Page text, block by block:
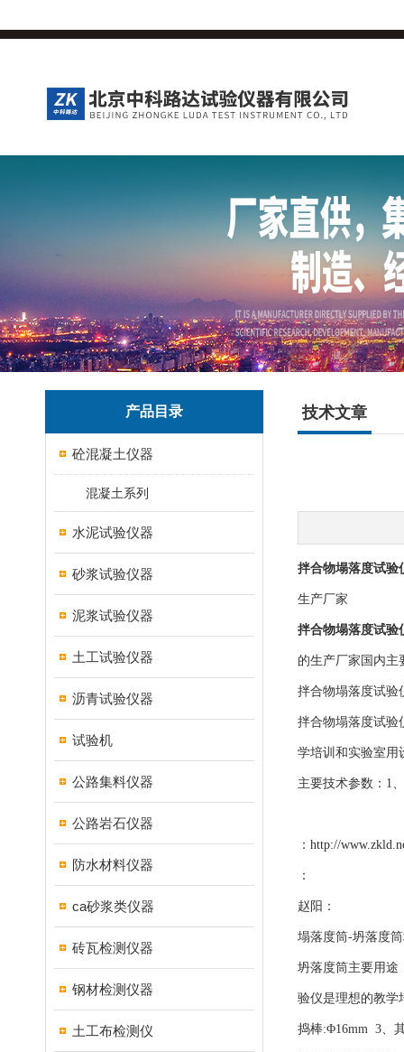
产品目录
砼混凝土仪器
混凝土系列
水泥试验仪器
砂浆试验仪器
泥浆试验仪器
土工试验仪器
沥青试验仪器
试验机
公路集料仪器
公路岩石仪器
防水材料仪器
ca砂浆类仪器
砖瓦检测仪器
钢材检测仪器
土工布检测仪
技术文章
拌合物塌落度试验
生产厂家
拌合物塌落度试验
的生产厂家国内主
拌合物塌落度试验
拌合物塌落度试验
学培训和实验室用
主要技术参数：1
： http://
：
赵阳：
塌落度筒-坍落度
坍落度筒主要用途
验仪是理想的教学
捣棒:Φ16mm 3、